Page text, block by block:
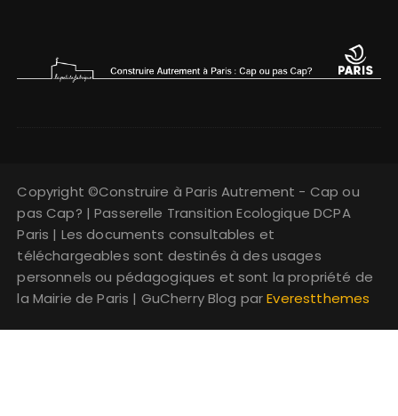
Copyright ©Construire à Paris Autrement - Cap ou
pas Cap? | Passerelle Transition Ecologique DCPA
Paris | Les documents consultables et
téléchargeables sont destinés à des usages
personnels ou pédagogiques et sont la propriété de
la Mairie de Paris | GuCherry Blog parEverestthemes